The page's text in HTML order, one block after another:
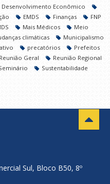
Desenvolvimento Econômico
EMDS Finanças
FNP
Mais Médicos
Meio
climáticas
Municipalismo
precatórios
Prefeitos
Reunião Geral
Reunião Regional
Sustentabilidade
Sul, Bloco B50, 8º